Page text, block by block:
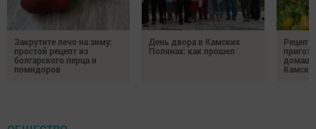
Закрутите лечо на зиму:
простой рецепт из
болгарского перца и
помидоров
День двора в Камских
Полянах: как прошел